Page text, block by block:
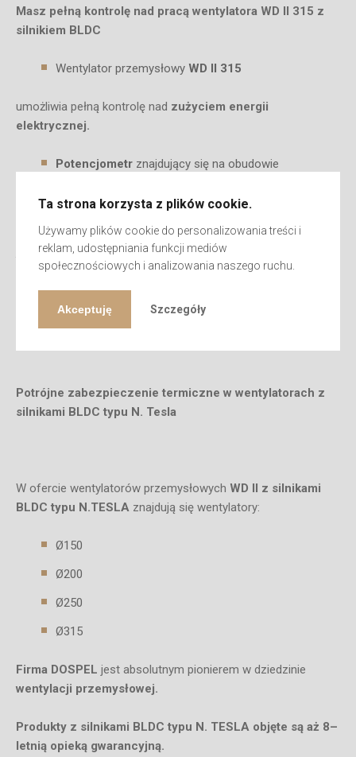
Masz pełną kontrolę nad pracą wentylatora WD II 315 z
silnikiem BLDC
Wentylator przemysłowy WD II 315
umożliwia pełną kontrolę nad zużyciem energii
elektrycznej.
Potencjometr znajdujący się na obudowie
daje możliwość ustawienia mocy w zależności od potrzeb
Przełomowe silniki BLDC typu N. Tesla zastosowane w
wentylatorach przemysłowych WD II gwarantują ich
Potrójne zabezpieczenie termiczne w wentylatorach z
silnikami BLDC typu N. Tesla
W ofercie wentylatorów przemysłowych WD II z silnikami
BLDC typu N.TESLA znajdują się wentylatory:
Ø150
Ø200
Ø250
Ø315
Firma DOSPEL jest absolutnym pionierem w dziedzinie
wentylacji przemysłowej.
Produkty z silnikami BLDC typu N. TESLA objęte są aż 8–
letnią opieką gwarancyjną.
Ta strona korzysta z plików cookie.
Używamy plików cookie do personalizowania treści i
reklam, udostępniania funkcji mediów
społecznościowych i analizowania naszego ruchu.
Akceptuję Szczegóły